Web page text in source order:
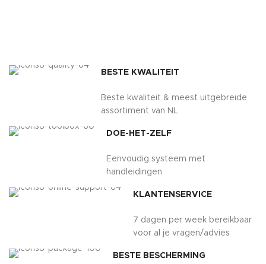
BESTE KWALITEIT
Beste kwaliteit & meest uitgebreide
assortiment van NL
DOE-HET-ZELF
Eenvoudig systeem met
handleidingen
KLANTENSERVICE
7 dagen per week bereikbaar
voor al je vragen/advies
BESTE BESCHERMING